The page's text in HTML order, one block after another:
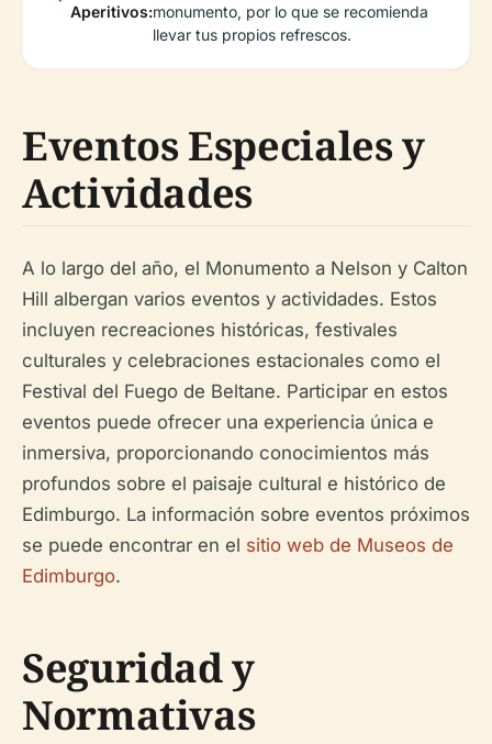
Aperitivos:monumento, por lo que se recomienda
llevar tus propios refrescos.
Eventos Especiales y
Actividades
A lo largo del año, el Monumento a Nelson y Calton
Hill albergan varios eventos y actividades. Estos
incluyen recreaciones históricas, festivales
culturales y celebraciones estacionales como el
Festival del Fuego de Beltane. Participar en estos
eventos puede ofrecer una experiencia única e
inmersiva, proporcionando conocimientos más
profundos sobre el paisaje cultural e histórico de
Edimburgo. La información sobre eventos próximos
se puede encontrar en el sitio web de Museos de
Edimburgo.
Seguridad y
Normativas